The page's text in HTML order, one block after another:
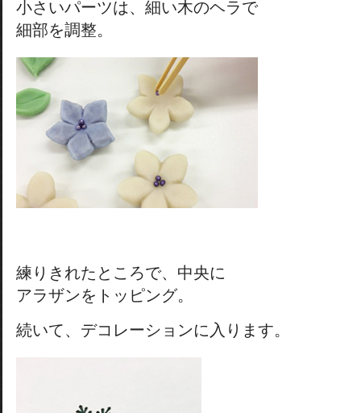
小さいパーツは、細い木のヘラで
細部を調整。
練りきれたところで、中央に
アラザンをトッピング。
続いて、デコレーションに入ります。